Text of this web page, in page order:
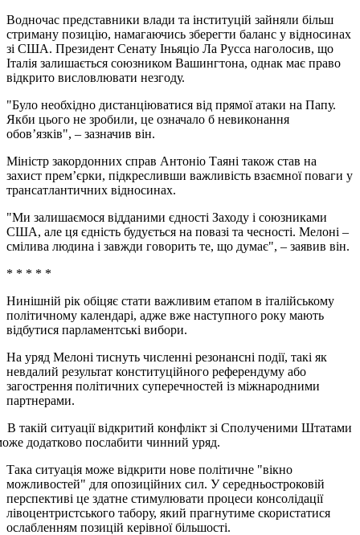
Водночас представники влади та інституцій зайняли більш
стриману позицію, намагаючись зберегти баланс у відносинах
зі США. Президент Сенату Іньяціо Ла Русса наголосив, що
Італія залишається союзником Вашингтона, однак має право
відкрито висловлювати незгоду.
"Було необхідно дистанціюватися від прямої атаки на Папу.
Якби цього не зробили, це означало б невиконання
обов’язків", – зазначив він.
Міністр закордонних справ Антоніо Таяні також став на
захист прем’єрки, підкресливши важливість взаємної поваги у
трансатлантичних відносинах.
"Ми залишаємося відданими єдності Заходу і союзниками
США, але ця єдність будується на повазі та чесності. Мелоні –
смілива людина і завжди говорить те, що думає", – заявив він.
* * * * *
Нинішній рік обіцяє стати важливим етапом в італійському
політичному календарі, адже вже наступного року мають
відбутися парламентські вибори.
На уряд Мелоні тиснуть численні резонансні події, такі як
невдалий результат конституційного референдуму або
загострення політичних суперечностей із міжнародними
партнерами.
такій ситуації відкритий конфлікт зі Сполученими Штатами
додатково послабити чинний уряд.
Така ситуація може відкрити нове політичне "вікно
можливостей" для опозиційних сил. У середньостроковій
перспективі це здатне стимулювати процеси консолідації
лівоцентристського табору, який прагнутиме скористатися
ослабленням позицій керівної більшості.